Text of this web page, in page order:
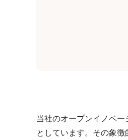
当社のオープンイノベ
としています。その象